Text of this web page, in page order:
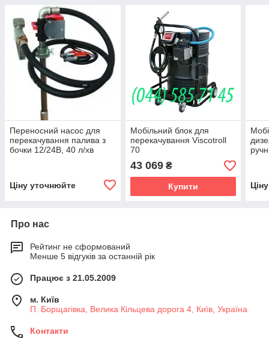
Переносний насос для
перекачування палива з
бочки 12/24В, 40 л/хв
Ціну уточнюйте
Мобільний блок для
перекачування Viscotroll
70
43 069₴
Купити
Про нас
Рейтинг не сформований
Менше 5 відгуків за останній рік
Працює з 21.05.2009
м. Київ
П. Борщагівка, Велика Кільцева дорога 4, Київ, Україна
Контакти